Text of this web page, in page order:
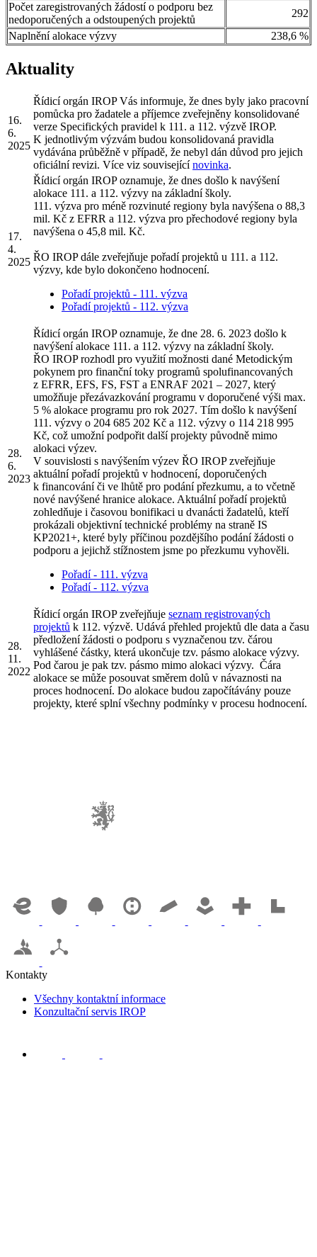
Počet zaregistrovaných žádostí o podporu bez
nedoporučených a odstoupených projektů
292
Naplnění alokace výzvy
238,6 %
Aktuality
16.
6.
2025
Řídicí orgán IROP Vás informuje, že dnes byly jako pracovní
pomůcka pro žadatele a příjemce zveřejněny konsolidované
verze Specifických pravidel k 111. a 112. výzvě IROP.
K jednotlivým výzvám budou konsolidovaná pravidla
vydávána průběžně v případě, že nebyl dán důvod pro jejich
oficiální revizi. Více viz souvisejícínovinka.
17.
4.
2025
Řídicí orgán IROP oznamuje, že dnes došlo k navýšení
alokace 111. a 112. výzvy na základní školy.
111. výzva pro méně rozvinuté regiony byla navýšena o 88,3
mil. Kč z EFRR a 112. výzva pro přechodové regiony byla
navýšena o 45,8 mil. Kč.
ŘO IROP dále zveřejňuje pořadí projektů u 111. a 112.
výzvy, kde bylo dokončeno hodnocení.
Pořadí projektů - 111. výzva
Pořadí projektů - 112. výzva
28.
6.
2023
Řídicí orgán IROP oznamuje, že dne 28. 6. 2023 došlo k
navýšení alokace 111. a 112. výzvy na základní školy.
ŘO IROP rozhodl pro využití možnosti dané Metodickým
pokynem pro finanční toky programů spolufinancovaných
z EFRR, EFS, FS, FST a ENRAF 2021 – 2027, který
umožňuje přezávazkování programu v doporučené výši max.
5 % alokace programu pro rok 2027. Tím došlo k navýšení
111. výzvy o 204 685 202 Kč a 112. výzvy o 114 218 995
Kč, což umožní podpořit další projekty původně mimo
alokaci výzev.
V souvislosti s navýšením výzev ŘO IROP zveřejňuje
aktuální pořadí projektů v hodnocení, doporučených
k financování či ve lhůtě pro podání přezkumu, a to včetně
nové navýšené hranice alokace. Aktuální pořadí projektů
zohledňuje i časovou bonifikaci u dvanácti žadatelů, kteří
prokázali objektivní technické problémy na straně IS
KP2021+, které byly příčinou pozdějšího podání žádosti o
podporu a jejichž stížnostem jsme po přezkumu vyhověli.
Pořadí - 111. výzva
Pořadí - 112. výzva
28.
11.
2022
Řídicí orgán IROP zveřejňuje seznam registrovaných
projektů k 112. výzvě. Udává přehled projektů dle data a času
předložení žádosti o podporu s vyznačenou tzv. čárou
vyhlášené částky, která ukončuje tzv. pásmo alokace výzvy.
Pod čarou je pak tzv. pásmo mimo alokaci výzvy. Čára
alokace se může posouvat směrem dolů v návaznosti na
proces hodnocení. Do alokace budou započítávány pouze
projekty, které splní všechny podmínky v procesu hodnocení.
Kontakty
Všechny kontaktní informace
Konzultační servis IROP